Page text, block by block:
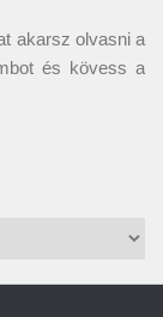
akarsz olvasni a
és kövess a